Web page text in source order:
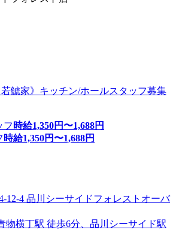
若鯱家》キッチン/ホールスタッフ募集
フ 時給1,350円〜1,688円
時給1,350円〜1,688円
12-4 品川シーサイドフォレストオーバ
物横丁駅 徒歩6分、品川シーサイド駅